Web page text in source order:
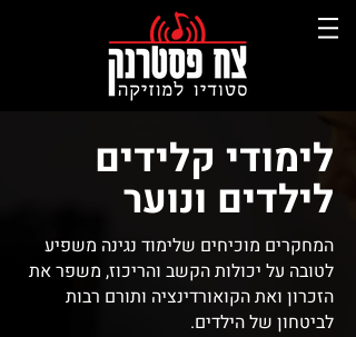
לימודי קלידים
לילדים ונוער
המחקרים מוכיחים שלימוד נגינה משפיע
לטובה על יכולות הקשב והריכוז, משפר את
הזכרון ואת הקואורדינציה ותורם רבות
לביטחון של הילדים.